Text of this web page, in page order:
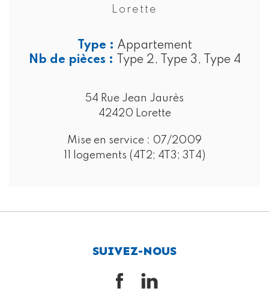
Lorette
Type : Appartement
Nb de pièces :
Type 2, Type 3, Type 4
54 Rue Jean Jaurès
42420 Lorette
Mise en service : 07/2009
11 logements (4T2; 4T3; 3T4)
SUIVEZ-NOUS